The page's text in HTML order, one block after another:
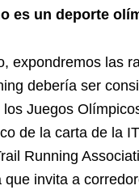
es un deporte
expondremos las
debería ser
Juegos
de la carta de la
Running
que invita a